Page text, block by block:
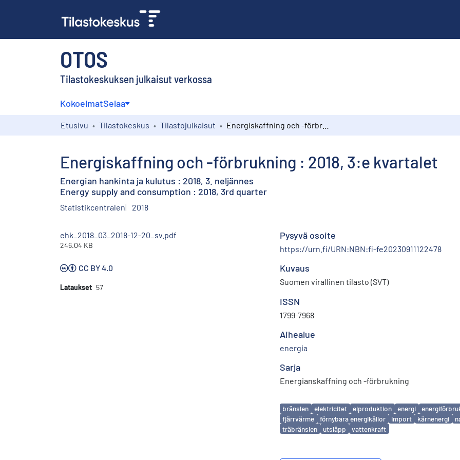
OTOS
Tilastokeskuksen julkaisut verkossa
KokoelmatSelaa
Etusivu Tilastokeskus Tilastojulkaisut
Energiskaffning och -förbrukning : 2018, 3:e kvartalet
Energian hankinta ja kulutus : 2018, 3. neljännes
Energy supply and consumption : 2018, 3rd quarter
Statistikcentralen 2018
ehk_2018_03_2018-12-20_sv.pdf
246.04 KB
CC BY 4.0
Lataukset 57
Pysyvä osoite
https://urn.fi/URN:NBN:fi-fe20230911122478
Kuvaus
Suomen virallinen tilasto (SVT)
ISSN
1799-7968
Aihealue
energia
Sarja
Energianskaffning och -förbrukning
Avainsanat
bränslen elektricitet elproduktion energi
fjärrvärme
förnybara energikällor import kärnenergi
träbränslen
utsläpp vattenkraft